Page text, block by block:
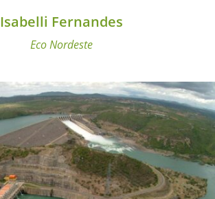
Isabelli Fernandes
Eco Nordeste